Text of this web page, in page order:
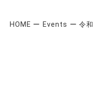
HOME Events 令